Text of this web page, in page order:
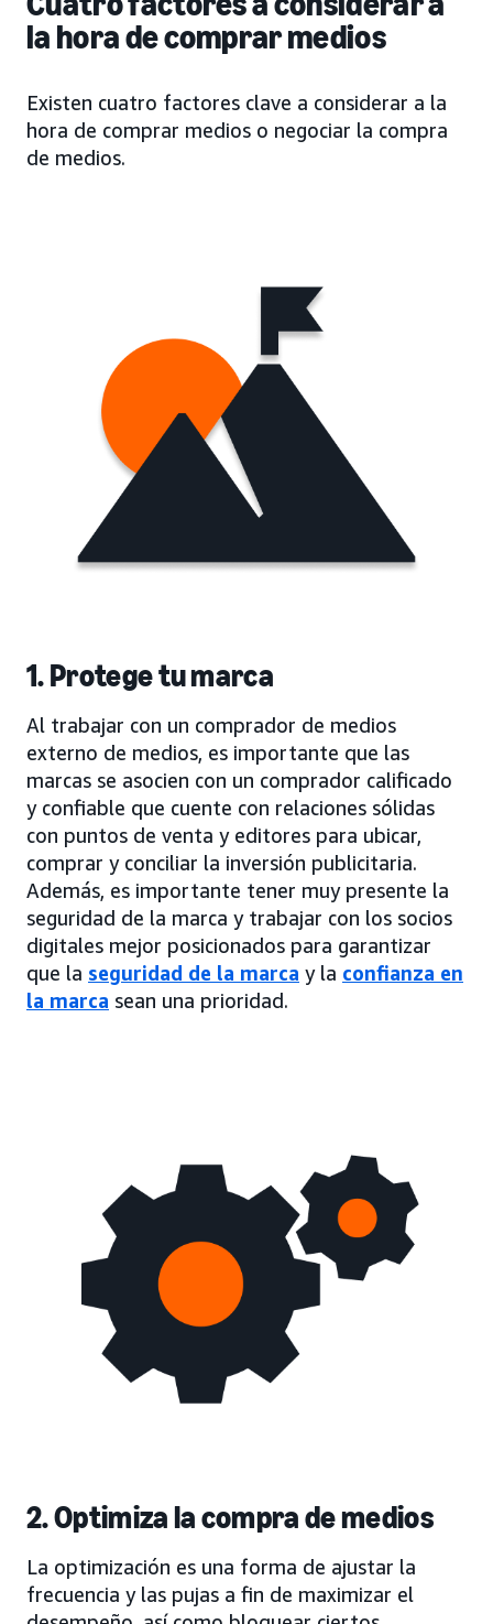
la hora de comprar medios
Existen cuatro factores clave a considerar a la
hora de comprar medios o negociar la compra
de medios.
1. Protege tu marca
Al trabajar con un comprador de medios
externo de medios, es importante que las
marcas se asocien con un comprador calificado
y confiable que cuente con relaciones sólidas
con puntos de venta y editores para ubicar,
comprar y conciliar la inversión publicitaria.
Además, es importante tener muy presente la
seguridad de la marca y trabajar con los socios
digitales mejor posicionados para garantizar
que la seguridad de la marca y la confianza en
la marca sean una prioridad.
2. Optimiza la compra de medios
La optimización es una forma de ajustar la
frecuencia y las pujas a fin de maximizar el